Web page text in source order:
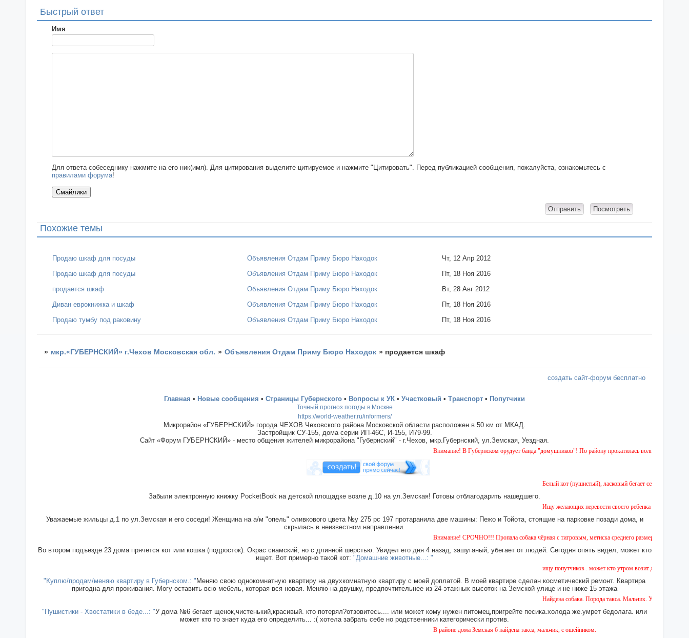
Быстрый ответ
Имя
Для ответа собеседнику нажмите на его ник(имя). Для цитирования выделите цитируемое и нажмите "Цитировать". Перед публикацией сообщения, пожалуйста, ознакомьтесь с
правилами форума!
Похожие темы
Продаю шкаф для посуды Объявления Отдам Приму Бюро Находок
Чт, 12 Апр 2012
Продаю шкаф для посуды
Объявления Отдам Приму Бюро Находок
Пт, 18 Ноя 2016
продается шкаф
Объявления Отдам Приму Бюро Находок
Вт, 28 Авг 2012
Диван еврокнижка и шкаф
Объявления Отдам Приму Бюро Находок
Пт, 18 Ноя 2016
Продаю тумбу под раковину
Объявления Отдам Приму Бюро Находок Пт, 18 Ноя 2016
» мкр.«ГУБЕРНСКИЙ» г.Чехов Московская обл. » Объявления Отдам Приму Бюро Находок » продается шкаф
создать сайт-форум бесплатно
Главная • Новые сообщения • Страницы Губернского • Вопросы к УК • Участковый • Транспорт • Попутчики
Точный прогноз погоды в Москве
https://world-weather.ru/informers/
Микрорайон «ГУБЕРНСКИЙ» города ЧЕХОВ Чеховского района Московской области расположен в 50 км от МКАД.
Застройщик СУ-155, дома серии ИП-46С, И-155, И79-99.
Сайт «Форум ГУБЕРНСКИЙ» - место общения жителей микрорайона "Губернский" - г.Чехов, мкр.Губернский, ул.Земская, Уездная.
Внимание! В Губернском орудует банда "домушников"! По району прокатилась волна квартирных краж,
Белый кот (пушистый), ласковый бегает сейчас возле
Забыли электронную книжку PocketBook на детской площадке возле д.10 на ул.Земская! Готовы отблагодарить нашедшего.
Ищу желающих перевести своего ребенка из садика №11 в
Уважаемые жильцы д.1 по ул.Земская и его соседи! Женщина на а/м "опель" оливкового цвета №у 275 рс 197 протаранила две машины: Пежо и Тойота, стоящие на парковке позади дома, и
скрылась в неизвестном направлении.
Внимание! СРОЧНО!!! Пропала собака чёрная с тигровым, метиска среднего размера, короткошерстная.
Во втором подъезде 23 дома прячется кот или кошка (подросток). Окрас сиамский, но с длинной шерстью. Увидел его дня 4 назад, зашуганый, убегает от людей. Сегодня опять видел, может кто
ищет. Вот примерно такой кот: "Домашние животные...: "
ищу попутчиков . может кто утром возит детей в сад или в
"Куплю/продам/меняю квартиру в Губернском.: " Меняю свою однокомнатную квартиру на двухкомнатную квартиру с моей доплатой. В моей квартире сделан косметический ремонт. Квартира
пригодна для проживания. Могу оставить всю мебель, которая вся новая. Меняю на двушку, предпочтительнее из 24-этажных высоток на Земской улице и не ниже 15 этажа
Найдена собака. Порода такса. Мальчик. Ухоженная с
"Пушистики - Хвостатики в беде...: "У дома №6 бегает щенок,чистенький,красивый. кто потерял?отзовитесь.... или может кому нужен питомец,пригрейте песика.холода же.умрет бедолага. или
может кто то знает куда его определить... :( хотела забрать себе но родственники категорически против.
В районе дома Земская 6 найдена такса, мальчик, с ошейником.